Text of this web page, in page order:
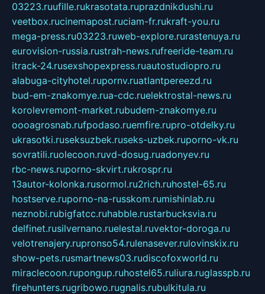
03223.ruufille.rukrasotata.ruprazdnikdushi.ru
veetbox.rucinemapost.ruciam-fr.rukraft-you.ru
mega-press.ru03223.ruweb-explore.rurastenuya.ru
eurovision-russia.rustrah-news.rufreeride-team.ru
itrack-24.rusexshopexpress.ruautostudiopro.ru
alabuga-cityhotel.rupornv.ruatlantpereezd.ru
bud-em-znakomye.rua-cdc.ruelektrostal-news.ru
korolevremont-market.rubudem-znakomye.ru
oooagrosnab.rufpodaso.ruemfire.rupro-otdelky.ru
ukrasotki.ruseksuzbek.ruseks-uzbek.ruporno-vk.ru
sovratili.ruolecoon.ruvd-dosug.ruadonyev.ru
rbc-news.ruporno-skvirt.rukrospr.ru
13autor-kolonka.rusormol.ru2rich.ruhostel-65.ru
hostserve.ruporno-na-russkom.rumishinlab.ru
neznobi.rubigfatcc.ruhabble.rustarbucksvia.ru
delfinet.rusilvernano.ruelestal.ruvektor-doroga.ru
velotrenajery.rupronso54.rulenasever.rulovinskix.ru
show-pets.rusmartnews03.rudiscofoxworld.ru
miraclecoon.rupongup.ruhostel65.ruliura.ruglasspb.ru
firehunters.rugribowo.rugnalis.rubulkitula.ru